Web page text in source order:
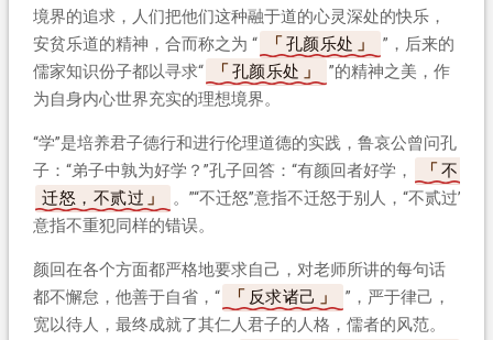
境界的追求，人们把他们这种融于道的心灵深处的快乐，
安贫乐道的精神，合而称之为 “
孔颜乐处
”，后来的
儒家知识份子都以寻求“
孔颜乐处
”的精神之美，作
为自身内心世界充实的理想境界。
“学”是培养君子德行和进行伦理道德的实践，鲁哀公曾问孔
子：“弟子中孰为好学？”孔子回答：“有颜回者好学，
不
迁怒，不贰过
。”“不迁怒”意指不迁怒于别人，“不贰过”
意指不重犯同样的错误。
颜回在各个方面都严格地要求自己，对老师所讲的每句话
都不懈怠，他善于自省，“
反求诸己
”，严于律己，
宽以待人，最终成就了其仁人君子的人格，儒者的风范。